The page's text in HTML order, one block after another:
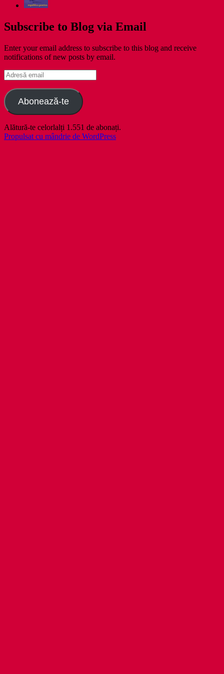
Subscribe to Blog via Email
Enter your email address to subscribe to this blog and receive
notifications of new posts by email.
Adresă
email
Abonează-te
Alătură-te celorlalți 1.551 de abonați.
Propulsat cu mândrie de WordPress